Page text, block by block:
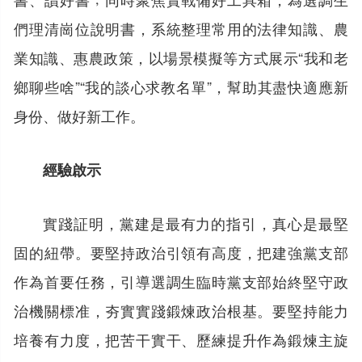
們理清崗位說明書，系統整理常用的法律知識、農
業知識、惠農政策，以場景模擬等方式展示“我和老
鄉聊些啥”“我的談心求教名單”，幫助其盡快適應新
身份、做好新工作。
經驗啟示
實踐証明，黨建是最有力的指引，真心是最堅
固的紐帶。要堅持政治引領有高度，把建強黨支部
作為首要任務，引導選調生臨時黨支部始終堅守政
治機關標准，夯實實踐鍛煉政治根基。要堅持能力
培養有力度，把苦干實干、歷練提升作為鍛煉主旋